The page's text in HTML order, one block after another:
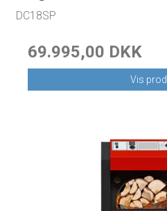
DC18SP
69.995,00 DKK
Vis